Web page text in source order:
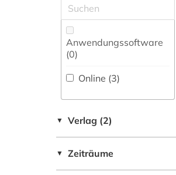
Maschinenbau (0)
Medien- und
Kommunikationsdesign (0)
Medizin (3)
Militärwissenschaft
(0)
Musikwissenschaft
(0)
mittellatein (1)
neulatein (1)
protestantismus (1)
queer theory (1)
Zeitungs-,
Zeitschriftenbibliographie
(0
Anwendungssoftware
(0)
Online (3)
▼ Verlag (2)
▼ Zeiträume